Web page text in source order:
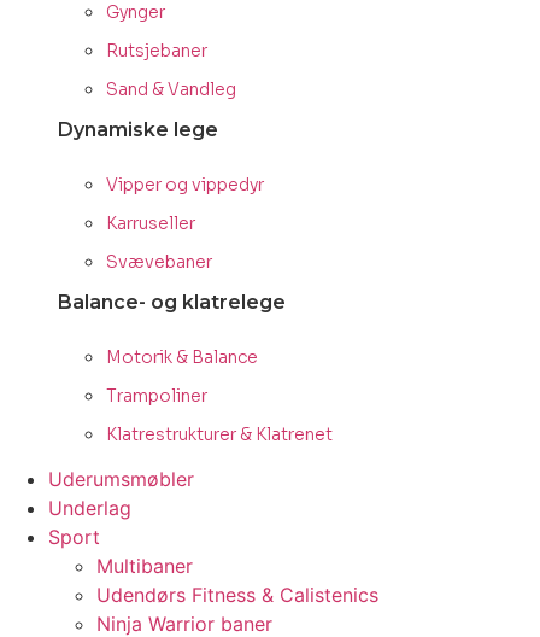
Gynger
Rutsjebaner
Sand & Vandleg
Dynamiske lege
Vipper og vippedyr
Karruseller
Svævebaner
Balance- og klatrelege
Motorik & Balance
Trampoliner
Klatrestrukturer & Klatrenet
Uderumsmøbler
Underlag
Sport
Multibaner
Udendørs Fitness & Calistenics
Ninja Warrior baner